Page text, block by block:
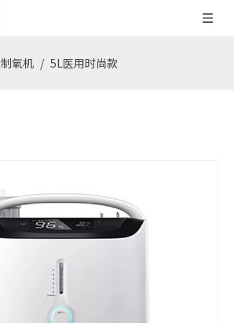
制氧机 / 5L医用时尚款